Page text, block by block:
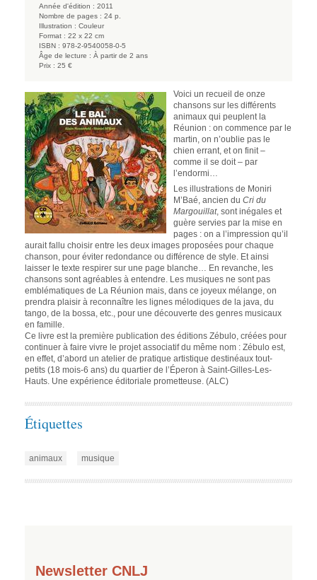
Année d'édition : 2011
Nombre de pages : 24 p.
Illustration : Couleur
Format : 22 x 22 cm
ISBN : 978-2-9540058-0-5
Âge de lecture : À partir de 2 ans
Prix : 25 €
Voici un recueil de onze
chansons sur les différents
animaux qui peuplent la
Réunion : on commence par le
martin, on n’oublie pas le
chien errant, et on finit –
comme il se doit – par
l’endormi…
Les illustrations de Moniri
M’Baé, ancien du Cri du
Margouillat, sont inégales et
guère servies par la mise en
pages : on a l’impression qu’il
aurait fallu choisir entre les deux images proposées pour chaque
chanson, pour éviter redondance ou différence de style. Et ainsi
laisser le texte respirer sur une page blanche… En revanche, les
chansons sont agréables à entendre. Les musiques ne sont pas
emblématiques de La Réunion mais, dans ce joyeux mélange, on
prendra plaisir à reconnaître les lignes mélodiques de la java, du
tango, de la bossa, etc., pour une découverte des genres musicaux
en famille.
Ce livre est la première publication des éditions Zébulo, créées pour
continuer à faire vivre le projet associatif du même nom : Zébulo est,
en effet, d’abord un atelier de pratique artistique destinéaux tout-
petits (18 mois-6 ans) du quartier de l’Éperon à Saint-Gilles-Les-
Hauts. Une expérience éditoriale prometteuse. (ALC)
Étiquettes
animaux musique
Newsletter CNLJ